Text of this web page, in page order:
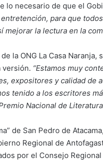
lo necesario de que el
para que
la lectura en la
la ONG La Casa
versión. “Estamos muy
expositores y calidad de
tenido a los escritores
Nacional de
de San Pedro de
Regional de
por el Consejo